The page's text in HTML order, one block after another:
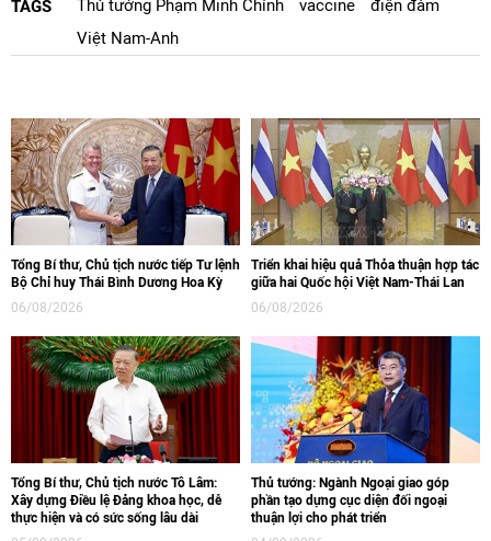
TAGS Thủ tướng Phạm Minh Chính vaccine
điện đàm
Việt Nam-Anh
Tổng Bí thư, Chủ tịch nước tiếp Tư lệnh
Bộ Chỉ huy Thái Bình Dương Hoa Kỳ
06/08/2026
Triển khai hiệu quả Thỏa thuận hợp tác
giữa hai Quốc hội Việt Nam-Thái Lan
06/08/2026
Tổng Bí thư, Chủ tịch nước Tô Lâm:
Xây dựng Điều lệ Đảng khoa học, dễ
thực hiện và có sức sống lâu dài
Thủ tướng: Ngành Ngoại giao góp
phần tạo dựng cục diện đối ngoại
thuận lợi cho phát triển